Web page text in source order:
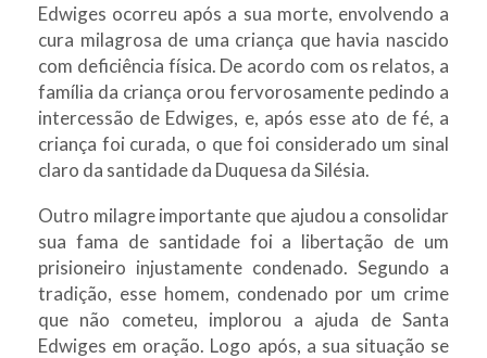
Edwiges ocorreu após a sua morte, envolvendo a
cura milagrosa de uma criança que havia nascido
com deficiência física. De acordo com os relatos, a
família da criança orou fervorosamente pedindo a
intercessão de Edwiges, e, após esse ato de fé, a
criança foi curada, o que foi considerado um sinal
claro da santidade da Duquesa da Silésia.
Outro milagre importante que ajudou a consolidar
sua fama de santidade foi a libertação de um
prisioneiro injustamente condenado. Segundo a
tradição, esse homem, condenado por um crime
que não cometeu, implorou a ajuda de Santa
Edwiges em oração. Logo após, a sua situação se